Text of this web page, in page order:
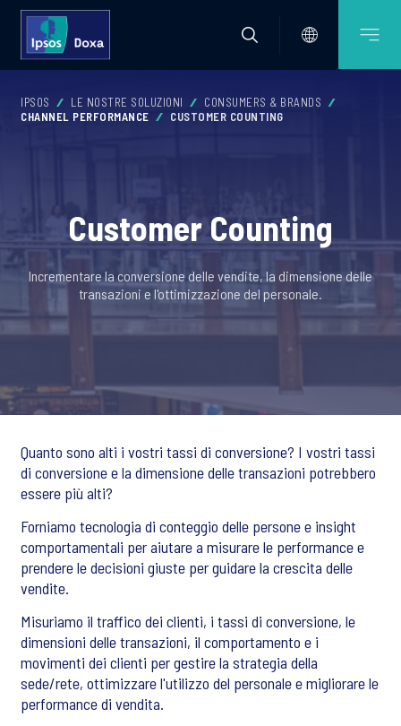
IPSOS LE NOSTRE SOLUZIONI
CONSUMERS & BRANDS
CHANNEL PERFORMANCE
CUSTOMER COUNTING
Customer Counting
Incrementare la conversione delle vendite, la dimensione delle
transazioni e l'ottimizzazione del personale.
Quanto sono alti i vostri tassi di conversione? I vostri tassi
di conversione e la dimensione delle transazioni potrebbero
essere più alti?
Forniamo tecnologia di conteggio delle persone e insight
comportamentali per aiutare a misurare le performance e
prendere le decisioni giuste per guidare la crescita delle
vendite.
Misuriamo il traffico dei clienti, i tassi di conversione, le
dimensioni delle transazioni, il comportamento e i
movimenti dei clienti per gestire la strategia della
sede/rete, ottimizzare l'utilizzo del personale e migliorare le
performance di vendita.